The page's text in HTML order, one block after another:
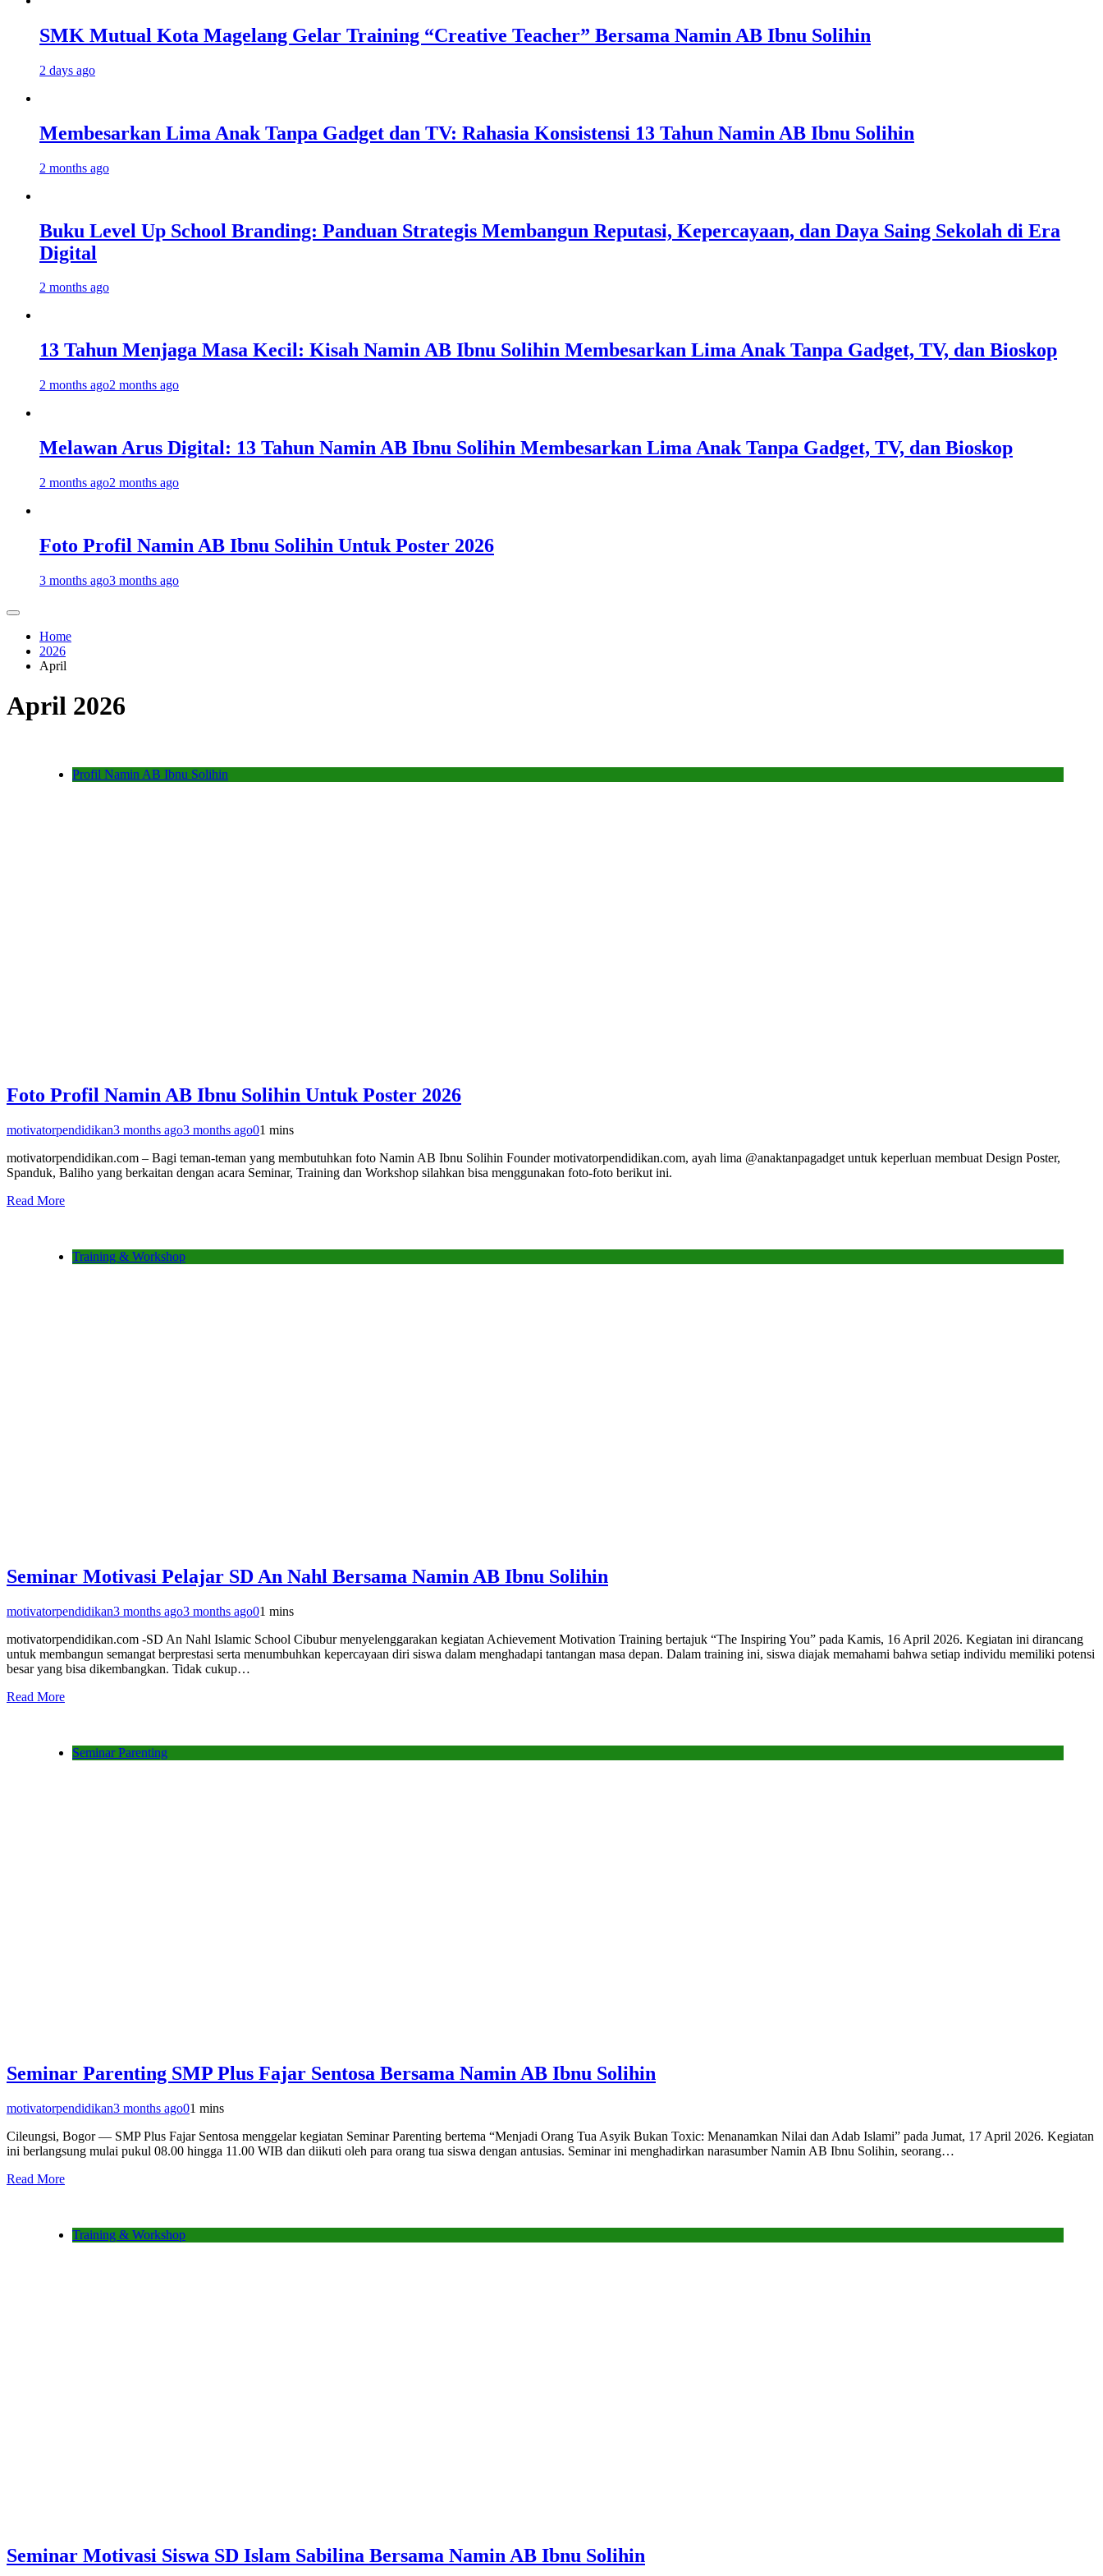
SMK Mutual Kota Magelang Gelar Training “Creative Teacher” Bersama Namin AB Ibnu Solihin
2 days ago
Membesarkan Lima Anak Tanpa Gadget dan TV: Rahasia Konsistensi 13 Tahun Namin AB Ibnu Solihin
2 months ago
Buku Level Up School Branding: Panduan Strategis Membangun Reputasi, Kepercayaan, dan Daya Saing Sekolah di Era
Digital
2 months ago
13 Tahun Menjaga Masa Kecil: Kisah Namin AB Ibnu Solihin Membesarkan Lima Anak Tanpa Gadget, TV, dan Bioskop
2 months ago2 months ago
Melawan Arus Digital: 13 Tahun Namin AB Ibnu Solihin Membesarkan Lima Anak Tanpa Gadget, TV, dan Bioskop
2 months ago2 months ago
Foto Profil Namin AB Ibnu Solihin Untuk Poster 2026
3 months ago3 months ago
Home
2026
April
April 2026
Profil Namin AB Ibnu Solihin
Foto Profil Namin AB Ibnu Solihin Untuk Poster 2026
motivatorpendidikan3 months ago3 months ago01 mins
motivatorpendidikan.com – Bagi teman-teman yang membutuhkan foto Namin AB Ibnu Solihin Founder motivatorpendidikan.com, ayah lima @anaktanpagadget untuk keperluan membuat Design Poster,
Spanduk, Baliho yang berkaitan dengan acara Seminar, Training dan Workshop silahkan bisa menggunakan foto-foto berikut ini.
Read More
Training & Workshop
Seminar Motivasi Pelajar SD An Nahl Bersama Namin AB Ibnu Solihin
motivatorpendidikan3 months ago3 months ago01 mins
motivatorpendidikan.com -SD An Nahl Islamic School Cibubur menyelenggarakan kegiatan Achievement Motivation Training bertajuk “The Inspiring You” pada Kamis, 16 April 2026. Kegiatan ini dirancang
untuk membangun semangat berprestasi serta menumbuhkan kepercayaan diri siswa dalam menghadapi tantangan masa depan. Dalam training ini, siswa diajak memahami bahwa setiap individu memiliki potensi
besar yang bisa dikembangkan. Tidak cukup…
Read More
Seminar Parenting
Seminar Parenting SMP Plus Fajar Sentosa Bersama Namin AB Ibnu Solihin
motivatorpendidikan3 months ago01 mins
Cileungsi, Bogor — SMP Plus Fajar Sentosa menggelar kegiatan Seminar Parenting bertema “Menjadi Orang Tua Asyik Bukan Toxic: Menanamkan Nilai dan Adab Islami” pada Jumat, 17 April 2026. Kegiatan
ini berlangsung mulai pukul 08.00 hingga 11.00 WIB dan diikuti oleh para orang tua siswa dengan antusias. Seminar ini menghadirkan narasumber Namin AB Ibnu Solihin, seorang…
Read More
Training & Workshop
Seminar Motivasi Siswa SD Islam Sabilina Bersama Namin AB Ibnu Solihin